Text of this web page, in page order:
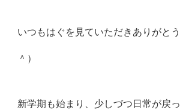
いつもはぐを見ていただきありがと
＾）
新学期も始まり、少しづつ日常が戻